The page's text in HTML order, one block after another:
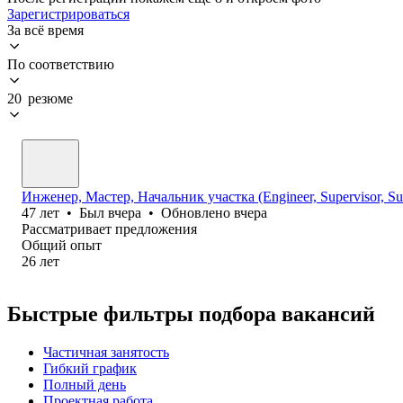
Зарегистрироваться
За всё время
По соответствию
20 резюме
Инженер, Мастер, Начальник участка (Engineer, Supervisor,
47 лет • Был вчера • Обновлено вчера
Рассматривает предложения
Общий опыт
26 лет
Быстрые фильтры подбора вакансий
Частичная занятость
Гибкий график
Полный день